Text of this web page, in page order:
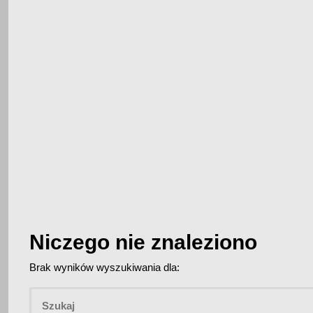
Niczego nie znaleziono
Brak wyników wyszukiwania dla: